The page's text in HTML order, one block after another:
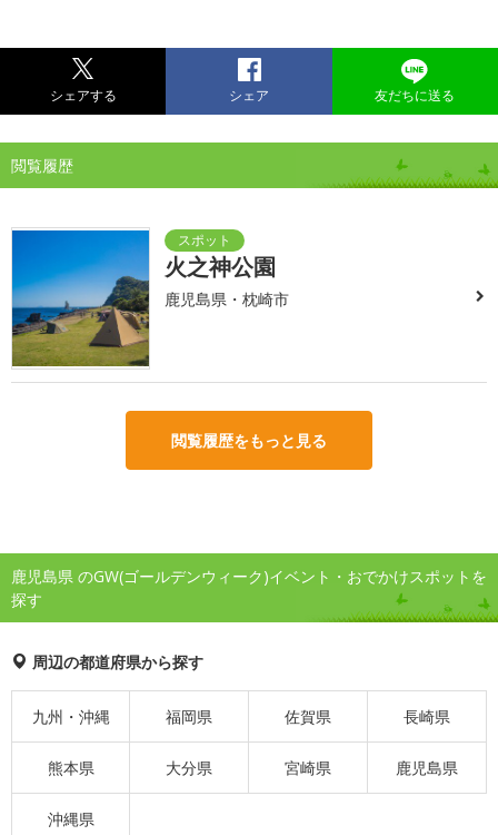
シェアする シェア 友だちに送る
閲覧履歴
火之神公園
鹿児島県・枕崎市
閲覧履歴をもっと見る
鹿児島県 のGW(ゴールデンウィーク)イベント・おでかけスポットを
探す
周辺の都道府県から探す
九州・沖縄 福岡県 佐賀県 長崎県
熊本県 大分県 宮崎県 鹿児島県
沖縄県